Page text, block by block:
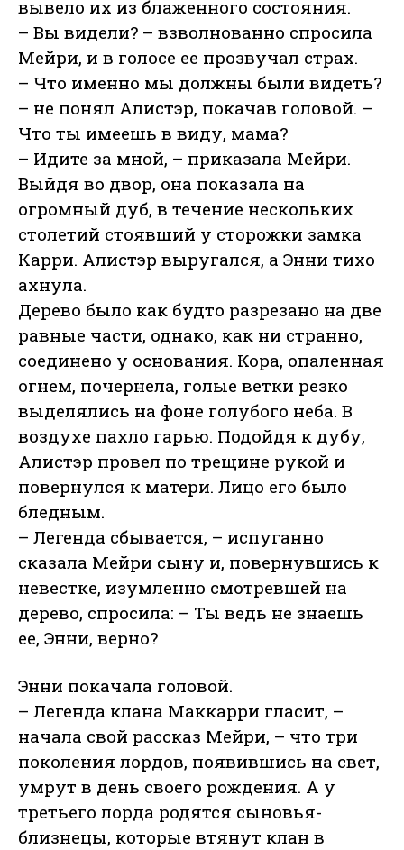
вывело их из блаженного состояния.
– Вы видели? – взволнованно спросила
Мейри, и в голосе ее прозвучал страх.
– Что именно мы должны были видеть?
– не понял Алистэр, покачав головой. –
Что ты имеешь в виду, мама?
– Идите за мной, – приказала Мейри.
Выйдя во двор, она показала на
огромный дуб, в течение нескольких
столетий стоявший у сторожки замка
Карри. Алистэр выругался, а Энни тихо
ахнула.
Дерево было как будто разрезано на две
равные части, однако, как ни странно,
соединено у основания. Кора, опаленная
огнем, почернела, голые ветки резко
выделялись на фоне голубого неба. В
воздухе пахло гарью. Подойдя к дубу,
Алистэр провел по трещине рукой и
повернулся к матери. Лицо его было
бледным.
– Легенда сбывается, – испуганно
сказала Мейри сыну и, повернувшись к
невестке, изумленно смотревшей на
дерево, спросила: – Ты ведь не знаешь
ее, Энни, верно?
Энни покачала головой.
– Легенда клана Маккарри гласит, –
начала свой рассказ Мейри, – что три
поколения лордов, появившись на свет,
умрут в день своего рождения. А у
третьего лорда родятся сыновья-
близнецы, которые втянут клан в